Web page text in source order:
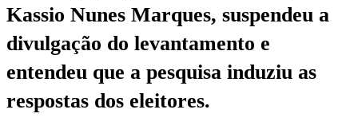
Kassio Nunes Marques, suspendeu a
divulgação do levantamento e
entendeu que a pesquisa induziu as
respostas dos eleitores.